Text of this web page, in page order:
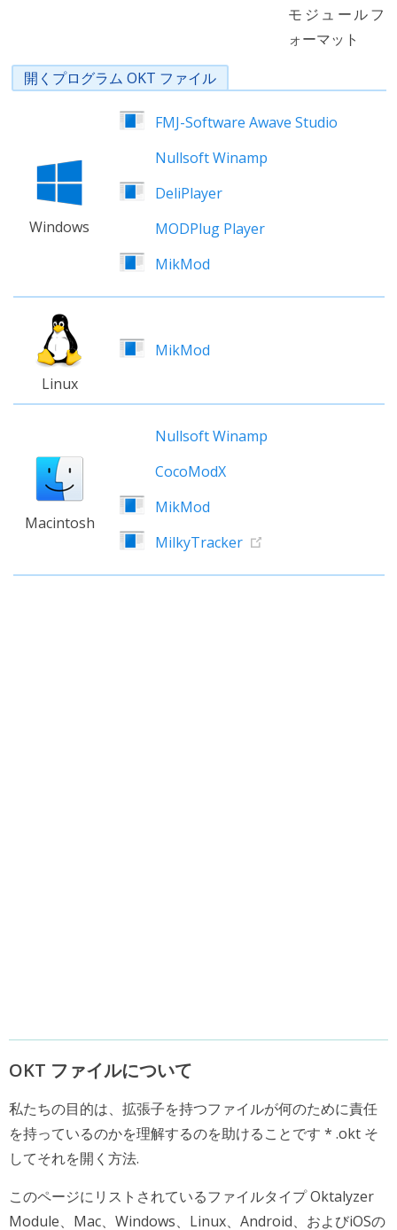
モジュールフ
ォーマット
開くプログラム OKT ファイル
Windows
FMJ-Software Awave Studio
Nullsoft Winamp
DeliPlayer
MODPlug Player
MikMod
Linux
MikMod
Macintosh
Nullsoft Winamp
CocoModX
MikMod
MilkyTracker
OKT ファイルについて
私たちの目的は、拡張子を持つファイルが何のために責任
を持っているのかを理解するのを助けることです * .okt そ
してそれを開く方法.
このページにリストされているファイルタイプ Oktalyzer
Module、Mac、Windows、Linux、Android、およびiOSの